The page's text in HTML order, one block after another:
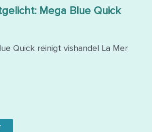
Mega Blue Quick
Quick reinigt vishandel La Mer